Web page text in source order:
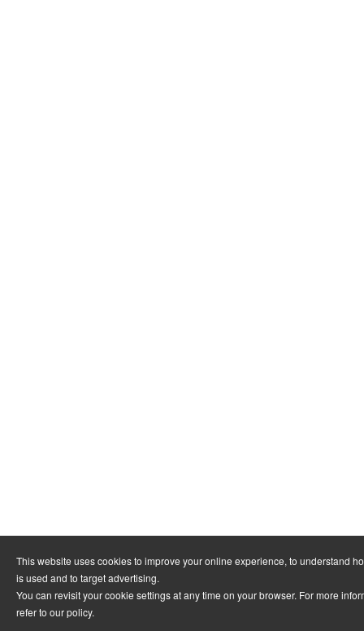
This website uses cookies to improve your online experience, to understand
is used and to target advertising.
You can revisit your cookie settings at any time on your browser. For more
refer to our policy.